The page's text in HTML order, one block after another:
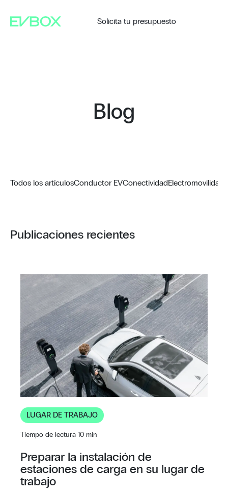
contenido
Solicita tu presupuesto
Blog
Todos los artículosConductor EVConectividad Electromovilidad
Publicaciones recientes
LUGAR DE TRABAJO
Tiempo de lectura 10 min
Preparar la instalación de
estaciones de carga en su lugar de
trabajo